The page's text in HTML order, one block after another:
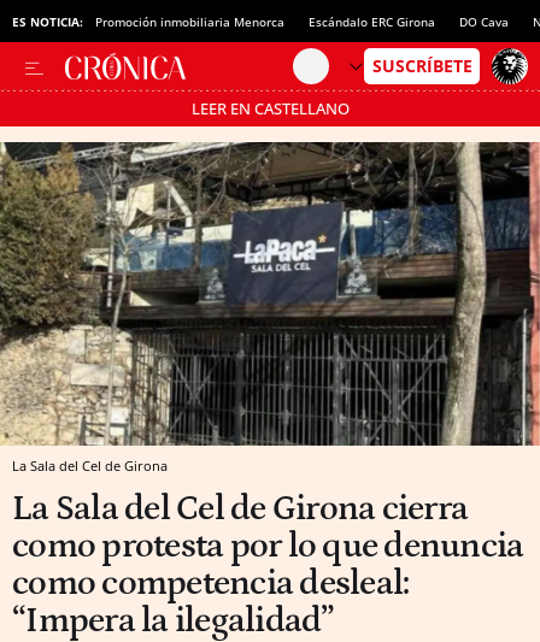
ES NOTICIA: Promoción inmobiliaria Menorca Escándalo ERC Girona DO Cava
LEER EN CASTELLANO
Pásate al MODO AHORRO
La Sala del Cel de Girona
La Sala del Cel de Girona cierra
como protesta por lo que denuncia
como competencia desleal:
“Impera la ilegalidad”